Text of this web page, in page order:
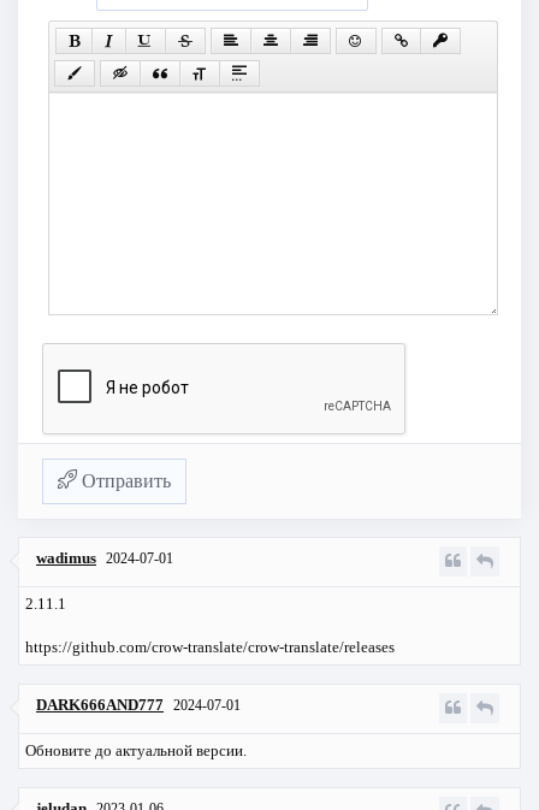
Отправить
wadimus 2024-07-01
2.11.1
https://github.com/crow-translate/crow-translate/releases
DARK666AND777 2024-07-01
Обновите до актуальной версии.